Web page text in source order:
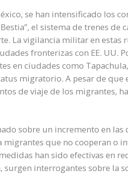
se han intensificado los
el sistema de trenes
La vigilancia militar en
fronterizas con EE. UU.
en ciudades como
migratorio. A pesar de que
de viaje de los migrantes,
sobre un incremento en las
que no cooperan o
han sido efectivas en
interrogantes sobre la